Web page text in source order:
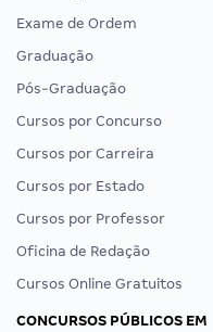
Exame de Ordem
Graduação
Pós-Graduação
Cursos por Concurso
Cursos por Carreira
Cursos por Estado
Cursos por Professor
Oficina de Redação
Cursos Online Gratuitos
CONCURSOS PÚBLICOS EM